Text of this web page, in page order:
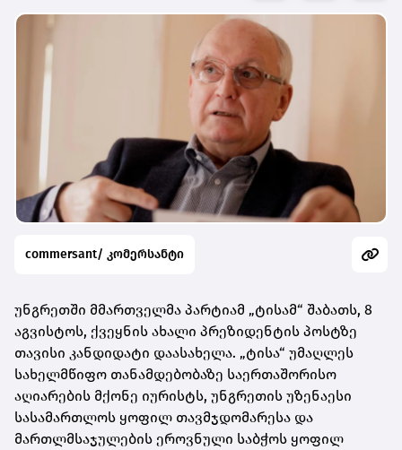
commersant/ კომერსანტი
უნგრეთში მმართველმა პარტიამ „ტისამ“ შაბათს, 8
აგვისტოს, ქვეყნის ახალი პრეზიდენტის პოსტზე
თავისი კანდიდატი დაასახელა. „ტისა“ უმაღლეს
სახელმწიფო თანამდებობაზე საერთაშორისო
აღიარების მქონე იურისტს, უნგრეთის უზენაესი
სასამართლოს ყოფილ თავმჯდომარესა და
მართლმსაჯულების ეროვნული საბჭოს ყოფილ